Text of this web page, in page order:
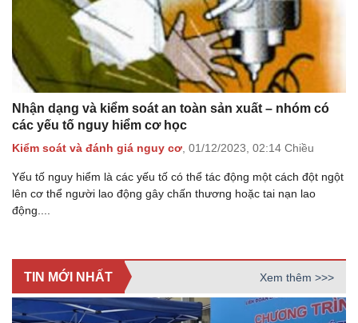
Nhận dạng và kiểm soát an toàn sản xuất – nhóm có
các yếu tố nguy hiểm cơ học
Kiểm soát và đánh giá nguy cơ 01/12/2023, 02:14 Chiều
Yếu tố nguy hiểm là các yếu tố có thể tác động một cách đột ngột
lên cơ thể người lao động gây chấn thương hoặc tai nạn lao
động....
TIN MỚI NHẤT Xem thêm >>>